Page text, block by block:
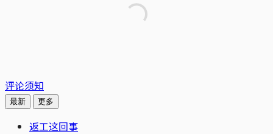
评论须知
最新 更多
返工这回事